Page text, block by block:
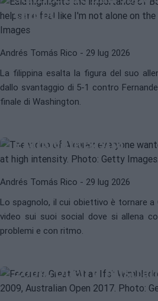
campo"
Andrés Tomás Rico - 29 lug 2026
La filippina esalta la figura del suo
dallo svantaggio di 5-1 contro
finale di Washington.
ATPCARLOS ALCARAZ
Il video di Alcaraz
grande intensità
Andrés Tomás Rico - 29 lug 2026
Lo spagnolo, il cui obiettivo è tornare a
video sui suoi social dove si allena
problemi e con ritmo.
ATPROGER FEDERER
2009, Open